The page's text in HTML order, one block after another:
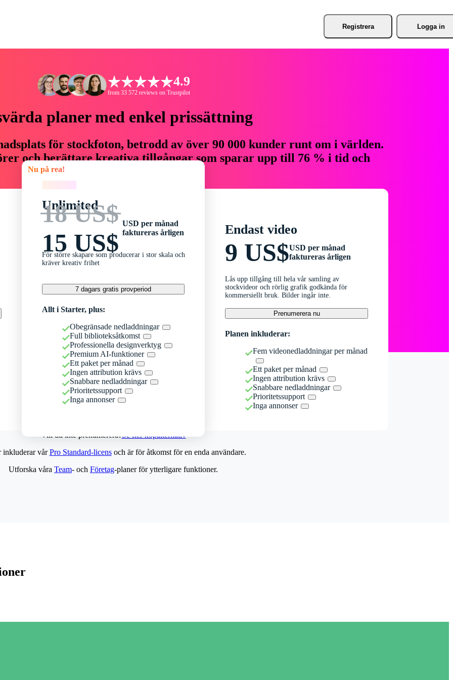
Registrera Logga in
4.9
from 33 572 reviews on Trustpilot
planer med enkel prissättning
för stockfoton, betrodd av över 90 000 kunder runt om i världen.
och berättare kreativa tillgångar som sparar upp till 76 % i tid och
Nu på rea!
Unlimited
18 US$
15 US$
USD per månad
faktureras årligen
För större skapare som producerar i stor skala och
kräver kreativ frihet
7 dagars gratis provperiod
Allt i Starter, plus:
Obegränsade nedladdningar
Full biblioteksåtkomst
Professionella designverktyg
Premium AI-funktioner
Ett paket per månad
Ingen attribution krävs
Snabbare nedladdningar
Prioritetssupport
Inga annonser
Endast video
9 US$USD per månad
faktureras årligen
Lås upp tillgång till hela vår samling av
stockvideor och rörlig grafik godkända för
kommersiellt bruk. Bilder ingår inte.
Prenumerera nu
Planen inkluderar:
Fem videonedladdningar per månad
Ett paket per månad
Ingen attribution krävs
Snabbare nedladdningar
Prioritetssupport
Inga annonser
Vill du inte prenumerera?Se fler köpalternativ
inkluderar vårPro Standard-licensoch är för åtkomst för en enda användare.
Utforska våra Team- och Företag-planer för ytterligare funktioner.